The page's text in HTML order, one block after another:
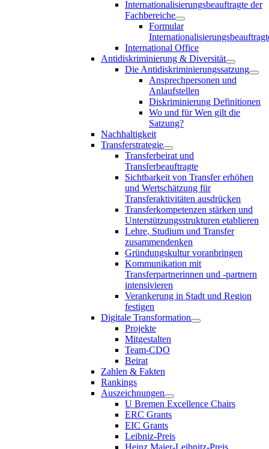
Internationalisierungsbeauftragte der
Fachbereiche
Formular
International Office
Antidiskriminierung & Diversität
Die Antidiskriminierungssatzung
Ansprechpersonen und
Anlaufstellen
Diskriminierung Definitionen
Wo und für Wen gilt die
Satzung?
Nachhaltigkeit
Transferstrategie
Transferbeirat und
Transferbeauftragte
Sichtbarkeit von Transfer erhöhen
und Wertschätzung für
Transferaktivitäten ausdrücken
Transferkompetenzen stärken und
Unterstützungsstrukturen etablieren
Lehre, Studium und Transfer
zusammendenken
Gründungskultur voranbringen
Kommunikation mit
Transferpartnerinnen und -partnern
intensivieren
Verankerung in Stadt und Region
festigen
Digitale Transformation
Projekte
Mitgestalten
Team-CDO
Beirat
Zahlen & Fakten
Rankings
Auszeichnungen
U Bremen Excellence Chairs
ERC Grants
EIC Grants
Leibniz-Preis
Heinz Maier-Leibnitz-Preis